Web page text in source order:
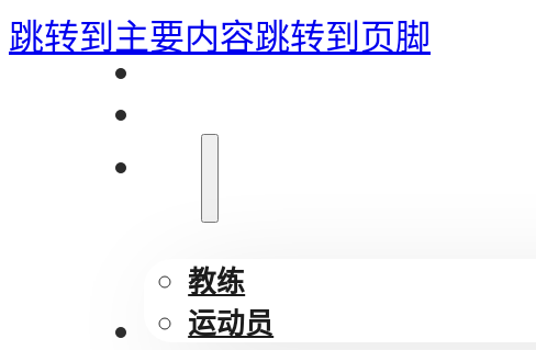
跳转到主要内容跳转到页脚
教练
运动员
网球训练课程